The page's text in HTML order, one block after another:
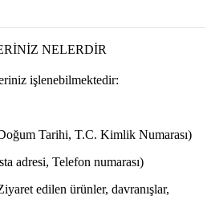
NELERDİR
işlenebilmektedir:
Tarihi, T.C. Kimlik Numarası)
adresi, Telefon numarası)
edilen ürünler, davranışlar,